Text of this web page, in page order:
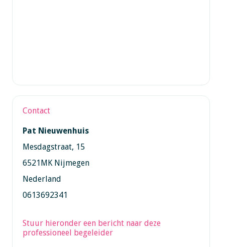
Contact
Pat Nieuwenhuis
Mesdagstraat, 15
6521MK Nijmegen
Nederland
0613692341
Stuur hieronder een bericht naar deze
professioneel begeleider